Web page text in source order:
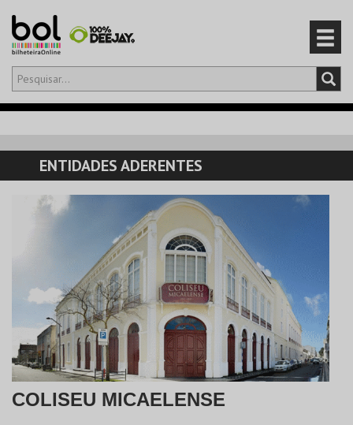
Olá,iniciar sessão
CARRINHO
EVENTOS
PRODUTOS
ENTIDADES ADERENTES
COLISEU MICAELENSE